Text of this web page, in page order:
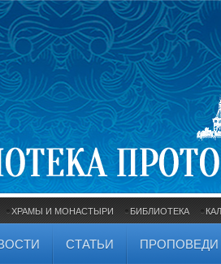
ХРАМЫ И МОНАСТЫРИ БИБЛИОТЕКА
СТАТЬИ ПРОПОВЕДИ